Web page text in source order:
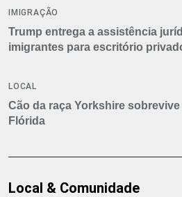
IMIGRAÇÃO
Trump entrega a assistência
imigrantes para escritório
LOCAL
Cão da raça Yorkshire
Flórida
Local & Comunidade